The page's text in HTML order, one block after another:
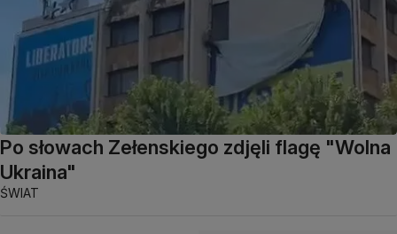
Po słowach Zełenskiego zdjęli flagę "Wolna
Ukraina"
ŚWIAT